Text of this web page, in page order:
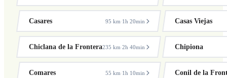
Casares 95 km·1h 20min Casas Viejas
Chiclana de la Frontera235 km·2h 40min Chipiona
Comares 55 km·1h 10min Conil de la